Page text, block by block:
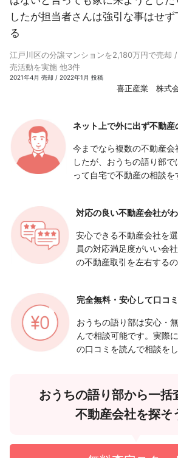
したが担当者さんは強引な事はせ
る
江戸川区の分譲マンションを2,180万円で売却
売活動を実施 他3件
2021年4月 売却 / 2022年1月 投稿
喜正産業 株式
ネット上で外に出ず不動産
今までなら複数の不動産会
したが、おうちの語り部
って自宅で不動産の相談を
対応の良い不動産会社がわ
安心できる不動産会社を
員の対応満足度がいい会
の不動産取引を左右する
完全無料・安心して口コ
おうちの語り部は安心・
んで相談可能です。実際
の口コミを読んで相談を
おうちの語り部から一括
不動産会社を探そ